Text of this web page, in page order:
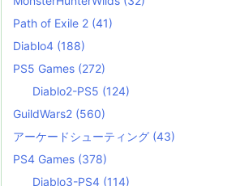
Path of Exile 2 (41)
Diablo4 (188)
PS5 Games (272)
Diablo2-PS5 (124)
GuildWars2 (560)
アーケードシューティング (43)
PS4 Games (378)
Diablo3-PS4 (114)